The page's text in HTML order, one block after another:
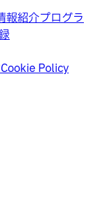
報紹介プログラ
Cookie Policy